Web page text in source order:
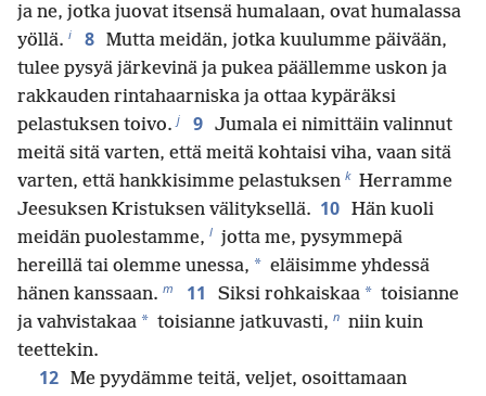
ja ne, jotka juovat itsensä humalaan, ovat humalassa
yöllä. i 8 Mutta meidän, jotka kuulumme päivään,
tulee pysyä järkevinä ja pukea päällemme uskon ja
rakkauden rintahaarniska ja ottaa kypäräksi
pelastuksen toivo. j 9 Jumala ei nimittäin valinnut
meitä sitä varten, että meitä kohtaisi viha, vaan sitä
varten, että hankkisimme pelastuksen k Herramme
Jeesuksen Kristuksen välityksellä. 10 Hän kuoli
meidän puolestamme, l jotta me, pysymmepä
hereillä tai olemme unessa, * eläisimme yhdessä
hänen kanssaan. m 11 Siksi rohkaiskaa * toisianne
ja vahvistakaa * toisianne jatkuvasti, n niin kuin
teettekin.
12 Me pyydämme teitä, veljet, osoittamaan